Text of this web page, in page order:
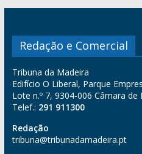
Redação e Comercial
Tribuna da Madeira
Edifício O Liberal, Parque
Lote n.º 7, 9304-006 Câmara
Telef.: 291 911300
Redação
tribuna@tribunadamadeira.pt